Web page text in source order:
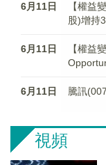
6月11日
【權益
股)增持
6月11日
【權益
6月11日 騰訊
視頻